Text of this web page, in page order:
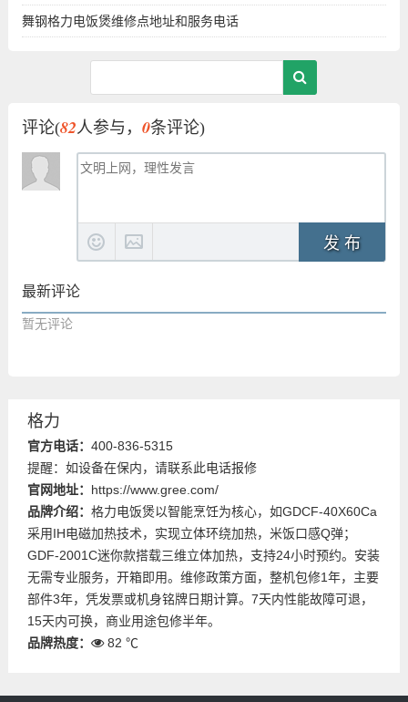
舞钢格力电饭煲维修点地址和服务电话
评论(82人参与， 0条评论)
发 布
最新评论
暂无评论
格力
官方电话： 400-836-5315
提醒：如设备在保内，请联系此电话报修
官网地址： https://www.gree.com/
品牌介绍： 格力电饭煲以智能烹饪为核心，如GDCF-40X60Ca
采用IH电磁加热技术，实现立体环绕加热，米饭口感Q弹；
GDF-2001C迷你款搭载三维立体加热，支持24小时预约。安装
无需专业服务，开箱即用。维修政策方面，整机包修1年，主要
部件3年，凭发票或机身铭牌日期计算。7天内性能故障可退，
15天内可换，商业用途包修半年。
品牌热度：
82 ℃